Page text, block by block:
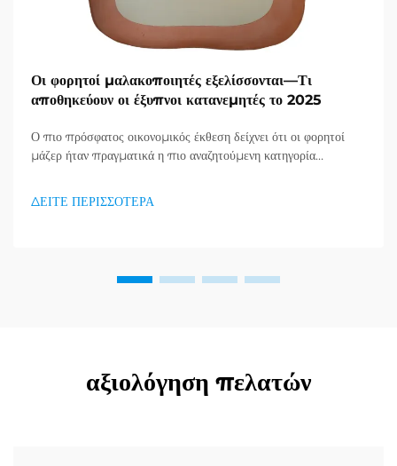
Οι φορητοί μαλακοποιητές εξελίσσονται—Τι
αποθηκεύουν οι έξυπνοι κατανεμητές το 2025
Ο πιο πρόσφατος οικονομικός έκθεση δείχνει ότι οι φορητοί
μάζερ ήταν πραγματικά η πιο αναζητούμενη κατηγορία
διανομείς το έχουν ήδη κατανοήσει...
ΔΕΙΤΕ ΠΕΡΙΣΣΟΤΕΡΑ
αξιολόγηση πελατών